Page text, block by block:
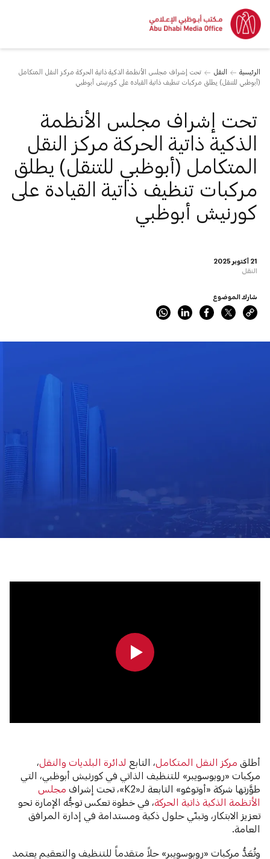
الرئيسية النقل
تحت إشراف مجلس الأنظمة الذكية ذاتية الحركة مركز النقل المتكامل
(أبوظبي للتنقل) يطلق مركبات تنظيف ذاتية القيادة على كورنيش أبوظبي
21 أكتوبر 2025
النقل
تحت إشراف مجلس الأنظمة
الذكية ذاتية الحركة مركز النقل
المتكامل (أبوظبي للتنقل) يطلق
مركبات تنظيف ذاتية القيادة على
كورنيش أبوظبي
شارك الموضوع
أطلقمركز النقل المتكامل ، التابع لدائرة البلديات والنقل ،
مركبات «روبوسويبر» للتنظيف الذاتي في كورنيش أبوظبي، التي
طوَّرتها شركة «أوتوغو» التابعة لـ«K2»، تحت إشراف
مجلس
الأنظمة الذكية ذاتية الحركة، في خطوة تعكس توجُّه الإمارة نحو
تعزيز الابتكار، وتبنّي حلول ذكية ومستدامة في إدارة المرافق
العامة.
وتُعَدُّ مركبات «روبوسويبر» حلاً متقدماً للتنظيف والتعقيم يعتمد